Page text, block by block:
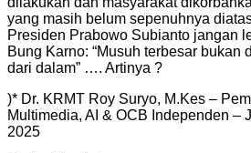
yang masih belum sepenuhnya
Presiden Prabowo Subianto jangan
Bung Karno: “Musuh terbesar bukan
dari dalam” …. Artinya ?
)* Dr. KRMT Roy Suryo, M.Kes –
Multimedia, AI & OCB Independen –
2025